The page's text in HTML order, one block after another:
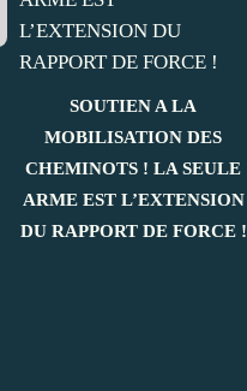
SOUTIEN A LA
MOBILISATION DES
CHEMINOTS ! LA SEULE
ARME EST L’EXTENSION
DU RAPPORT DE FORCE !